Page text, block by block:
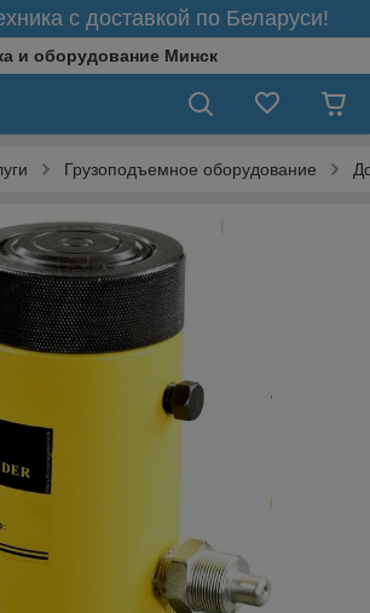
с доставкой по Беларуси!
и оборудование Минск
Грузоподъемное оборудование